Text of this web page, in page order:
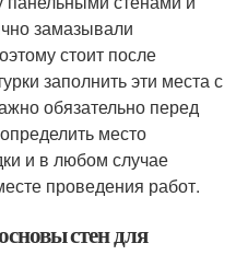
замазывали
стоит после
заполнить эти места с
обязательно перед
место
и в любом случае
проведения работ.
стен для